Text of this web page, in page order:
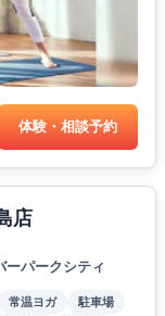
体験・相談予約
店
ーパークシティ
常温ヨガ
駐車場